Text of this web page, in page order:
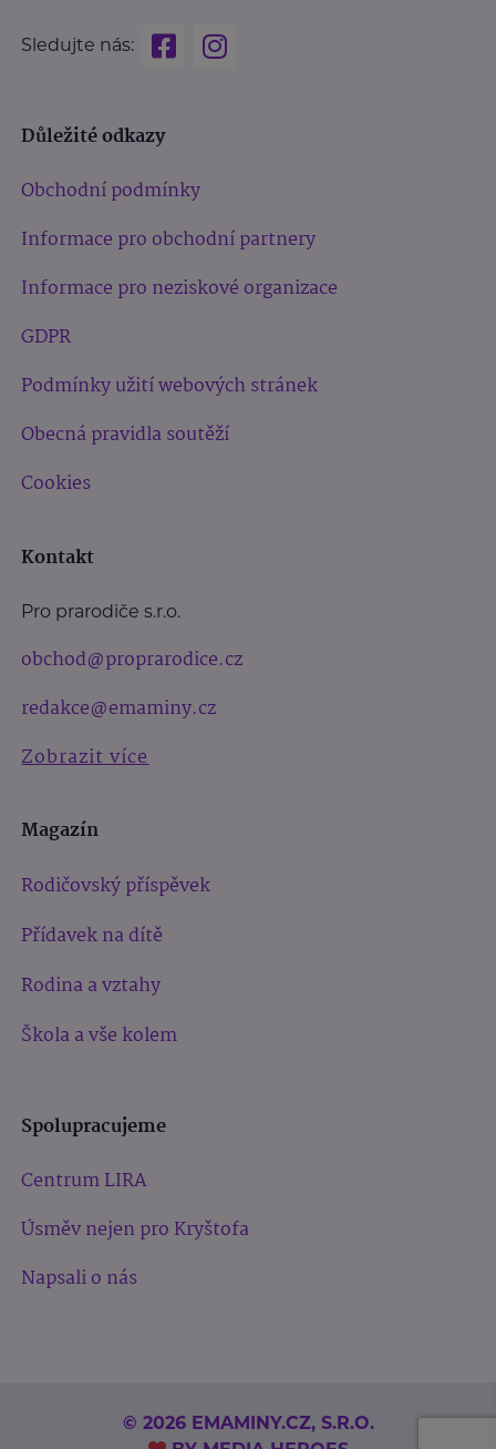
Sledujte nás:
Důležité odkazy
Obchodní podmínky
Informace pro obchodní partnery
Informace pro neziskové organizace
GDPR
Podmínky užití webových stránek
Obecná pravidla soutěží
Cookies
Kontakt
Pro prarodiče s.r.o.
obchod@proprarodice.cz
redakce@emaminy.cz
Zobrazit více
Magazín
Rodičovský příspěvek
Přídavek na dítě
Rodina a vztahy
Škola a vše kolem
Spolupracujeme
Centrum LIRA
Úsměv nejen pro Kryštofa
Napsali o nás
© 2026 EMAMINY.CZ, S.R.O.